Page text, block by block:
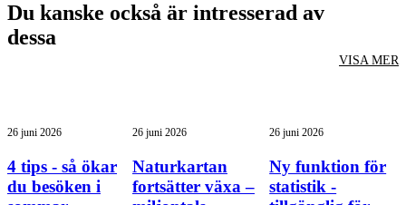
Du kanske också är intresserad av
dessa
VISA MER
26 juni 2026
4 tips - så ökar
du besöken i
26 juni 2026
Naturkartan
fortsätter växa –
26 juni 2026
Ny funktion för
statistik -